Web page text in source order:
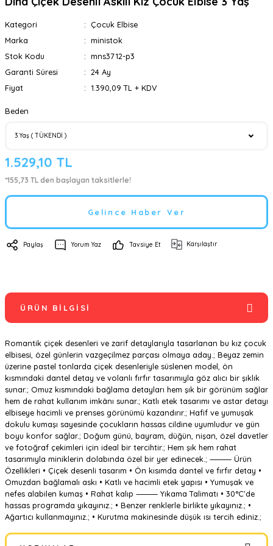
Kategori
Çocuk Elbise
Marka
ministok
Stok Kodu
mns3712-p3
Garanti Süresi
24 Ay
Fiyat
1.390,09 TL + KDV
Beden
1.529,10 TL
*155,73 TL den başlayan taksitlerle!
Gelince Haber Ver
Paylaş Yorum Yaz Tavsiye Et Karşılaştır
ÜRÜN BILGISI
Romantik çiçek desenleri ve zarif detaylarıyla tasarlanan bu kız çocuk
elbisesi, özel günlerin vazgeçilmez parçası olmaya aday.; Beyaz zemin
üzerine pastel tonlarda çiçek desenleriyle süslenen model, ön
kısmındaki dantel detay ve volanlı fırfır tasarımıyla göz alıcı bir şıklık
sunar.; Omuz kısmındaki bağlama detayları hem şık bir görünüm sağlar
hem de rahat kullanım imkânı sunar.; Katlı etek tasarımı ve astar detayı
elbiseye hacimli ve prenses görünümü kazandırır.; Hafif ve yumuşak
dokulu kumaşı sayesinde çocukların hassas cildine uyumludur ve gün
boyu konfor sağlar.; Doğum günü, bayram, düğün, nişan, özel davetler
ve fotoğraf çekimleri için ideal bir tercihtir.; Hem şık hem rahat
tasarımıyla miniklerin dolabında özel bir yer edinecek.; ⸻ Ürün
Özellikleri • Çiçek desenli tasarım • Ön kısımda dantel ve fırfır detay •
Omuzdan bağlamalı askı • Katlı ve hacimli etek yapısı • Yumuşak ve
nefes alabilen kumaş • Rahat kalıp ⸻ Yıkama Talimatı • 30°C’de
hassas programda yıkayınız.; • Benzer renklerle birlikte yıkayınız.; •
Ağartıcı kullanmayınız.; • Kurutma makinesinde düşük ısı tercih ediniz.;